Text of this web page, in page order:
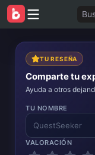
TU RESEÑA
Comparte tu
Ayuda a otros
TU NOMBRE
VALORACIÓN